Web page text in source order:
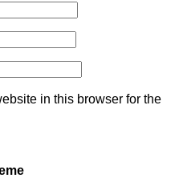
in this browser for the